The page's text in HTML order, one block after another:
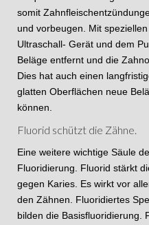
somit
und vorbeugen. Mit
Ultraschall- Gerät und dem
Beläge entfernt und die
Dies hat auch einen
glatten Oberflächen neue
können.
Fluorid schützt die Zähne.
Eine weitere wichtige Säule
Fluoridierung. Fluorid stärkt
gegen Karies. Es wirkt vor
den Zähnen. Fluoridiertes
bilden die Basisfluoridierung.